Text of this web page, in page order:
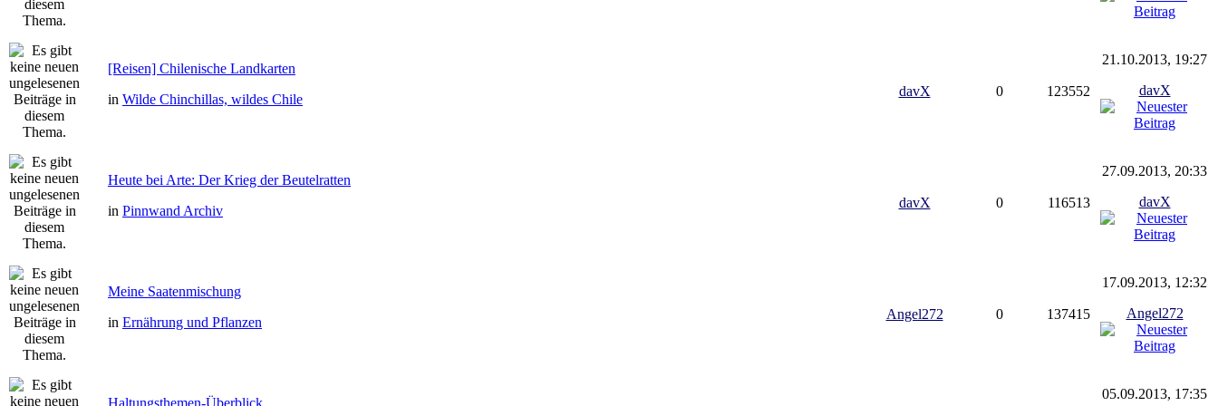
[Reisen] Chilenische Landkarten
in Wilde Chinchillas, wildes Chile
davX 0 123552
21.10.2013, 19:27
davX
Heute bei Arte: Der Krieg der Beutelratten
in Pinnwand Archiv
davX 0 116513
27.09.2013, 20:33
davX
Meine Saatenmischung
in Ernährung und Pflanzen
Angel272 0 137415
17.09.2013, 12:32
Angel272
Haltungsthemen-Überblick
05.09.2013, 17:35